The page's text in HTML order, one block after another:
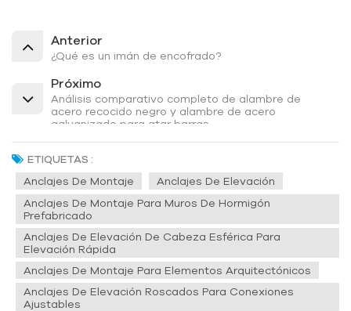
Anterior
¿Qué es un imán de encofrado?
Próximo
Análisis comparativo completo de alambre de
acero recocido negro y alambre de acero
galvanizado para atar barras
ETIQUETAS :
Anclajes De Montaje
Anclajes De Elevación
Anclajes De Montaje Para Muros De Hormigón
Prefabricado
Anclajes De Elevación De Cabeza Esférica Para
Elevación Rápida
Anclajes De Montaje Para Elementos Arquitectónicos
Anclajes De Elevación Roscados Para Conexiones
Ajustables